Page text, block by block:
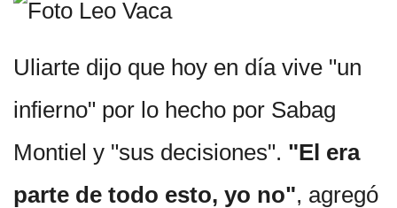
Uliarte dijo que hoy en día vive "un
infierno" por lo hecho por Sabag
Montiel y "sus decisiones". "El era
parte de todo esto, yo no", agregó